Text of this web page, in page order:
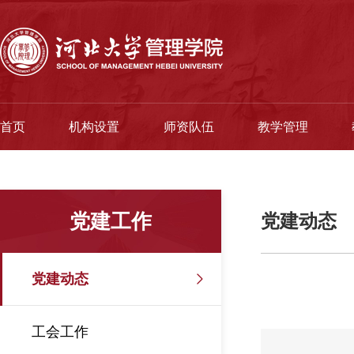
首页 机构设置 师资队伍 教学管理
党建工作
党建动态
工会工作
党建动态